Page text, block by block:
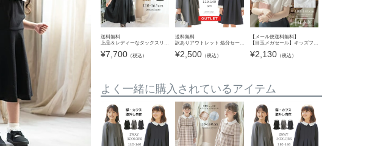
送料無料
上品＆レディーなタックスリーブワンピース 女の子 フォーマル きちんとワンピース キャサリンコテージ TAK
¥7,700（税込）
送料無料
訳ありアウトレット 処分セール 白襟令嬢ワンピース【セール】入学式 卒業式 スーツ スカラップレース白襟長袖ワンピース 外せる襟 きちんとワンピース 喪服 お受験 キッズ 女の子 フォーマル キャサリ
¥2,500 （税込）
【メール便送料無料】
【目玉メガセール】キッズフォーマル 日本製 女の子半袖刺繍ブラウスYUP12《メール便優先商品》
¥2,130（税込）
よく一緒に購入されているアイテム